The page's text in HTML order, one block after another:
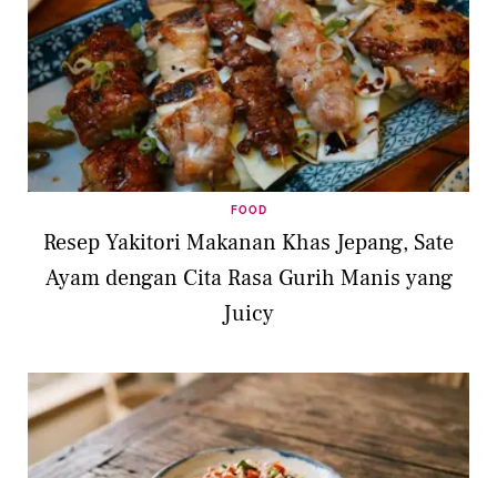
FOOD
Resep Yakitori Makanan Khas Jepang, Sate
Ayam dengan Cita Rasa Gurih Manis yang
Juicy